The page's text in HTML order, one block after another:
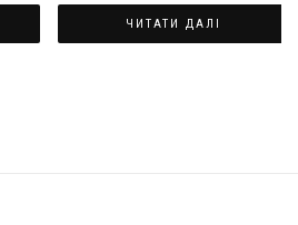
ЧИТАТИ ДАЛІ